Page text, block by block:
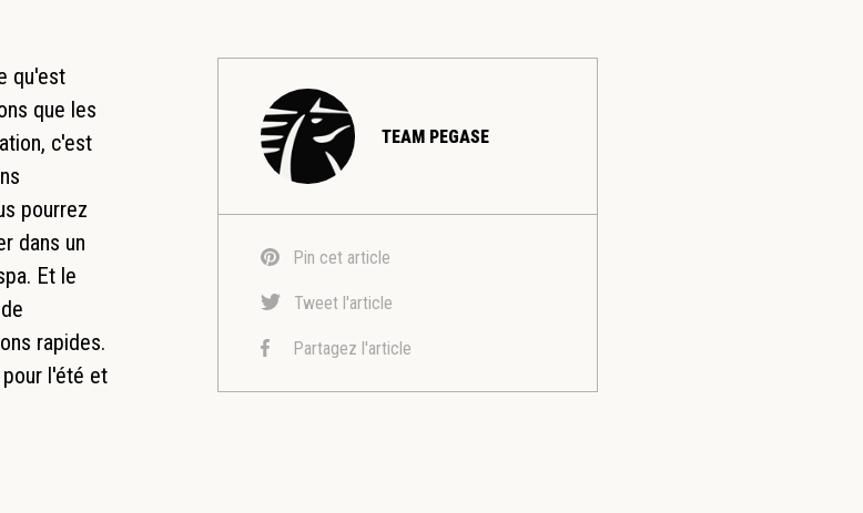
TEAM PEGASE
Pin cet article
Tweet l'article
Partagez l'article
qu'est
que les
c'est
pourrez
dans un
Et le
rapides.
l'été et